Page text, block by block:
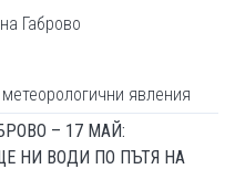
Габрово
явления
– 17 МАЙ:
НИ ВОДИ ПО ПЪТЯ НА